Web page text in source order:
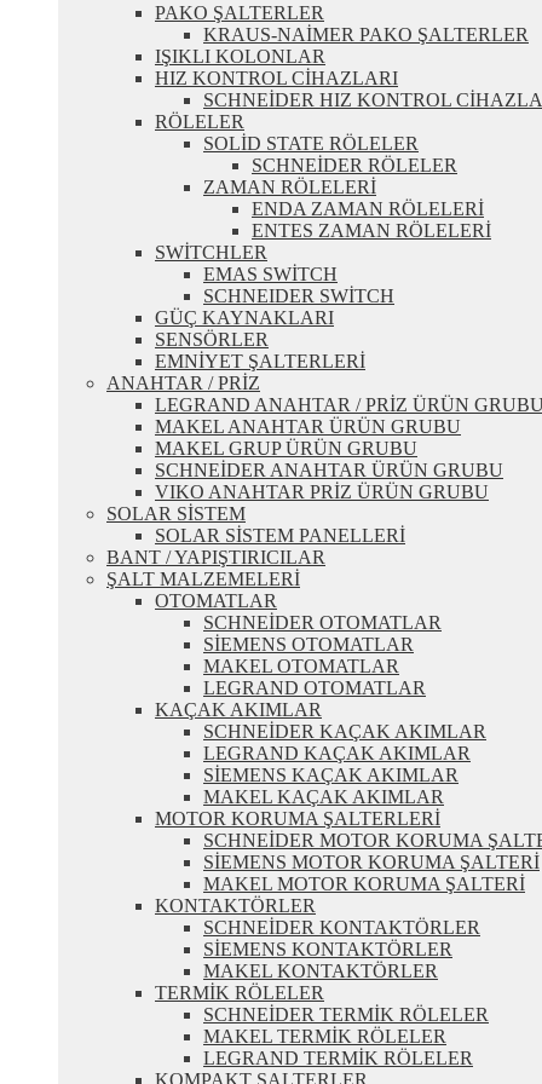
PAKO ŞALTERLER
KRAUS-NAİMER PAKO ŞALTERLER
IŞIKLI KOLONLAR
HIZ KONTROL CİHAZLARI
SCHNEİDER HIZ KONTROL
RÖLELER
SOLİD STATE RÖLELER
SCHNEİDER RÖLELER
ZAMAN RÖLELERİ
ENDA ZAMAN RÖLELERİ
ENTES ZAMAN RÖLELERİ
SWİTCHLER
EMAS SWİTCH
SCHNEIDER SWİTCH
GÜÇ KAYNAKLARI
SENSÖRLER
EMNİYET ŞALTERLERİ
ANAHTAR / PRİZ
LEGRAND ANAHTAR / PRİZ ÜRÜN
MAKEL ANAHTAR ÜRÜN GRUBU
MAKEL GRUP ÜRÜN GRUBU
SCHNEİDER ANAHTAR ÜRÜN GRUBU
VIKO ANAHTAR PRİZ ÜRÜN GRUBU
SOLAR SİSTEM
SOLAR SİSTEM PANELLERİ
BANT / YAPIŞTIRICILAR
ŞALT MALZEMELERİ
OTOMATLAR
SCHNEİDER OTOMATLAR
SİEMENS OTOMATLAR
MAKEL OTOMATLAR
LEGRAND OTOMATLAR
KAÇAK AKIMLAR
SCHNEİDER KAÇAK AKIMLAR
LEGRAND KAÇAK AKIMLAR
SİEMENS KAÇAK AKIMLAR
MAKEL KAÇAK AKIMLAR
MOTOR KORUMA ŞALTERLERİ
SCHNEİDER MOTOR KORUMA
SİEMENS MOTOR KORUMA ŞALTERİ
MAKEL MOTOR KORUMA ŞALTERİ
KONTAKTÖRLER
SCHNEİDER KONTAKTÖRLER
SİEMENS KONTAKTÖRLER
MAKEL KONTAKTÖRLER
TERMİK RÖLELER
SCHNEİDER TERMİK RÖLELER
MAKEL TERMİK RÖLELER
LEGRAND TERMİK RÖLELER
KOMPAKT ŞALTERLER